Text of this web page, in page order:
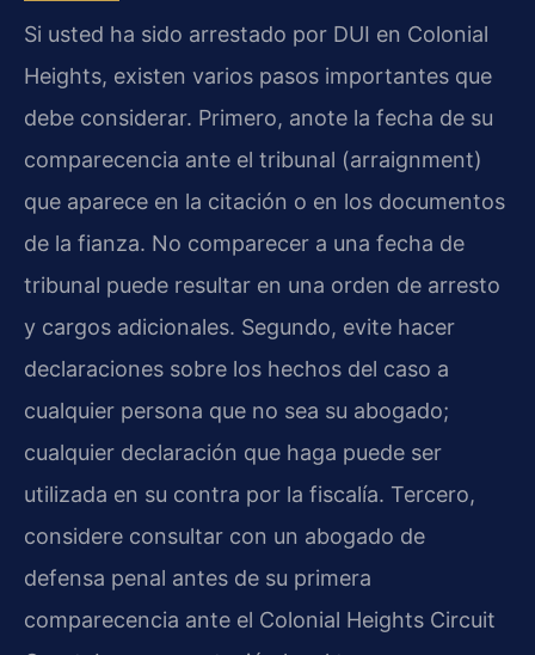
Si usted ha sido arrestado por DUI en Colonial
Heights, existen varios pasos importantes que
debe considerar. Primero, anote la fecha de su
comparecencia ante el tribunal (arraignment)
que aparece en la citación o en los documentos
de la fianza. No comparecer a una fecha de
tribunal puede resultar en una orden de arresto
y cargos adicionales. Segundo, evite hacer
declaraciones sobre los hechos del caso a
cualquier persona que no sea su abogado;
cualquier declaración que haga puede ser
utilizada en su contra por la fiscalía. Tercero,
considere consultar con un abogado de
defensa penal antes de su primera
comparecencia ante el Colonial Heights Circuit